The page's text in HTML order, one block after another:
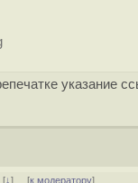
указание
[↓] [к модератору]